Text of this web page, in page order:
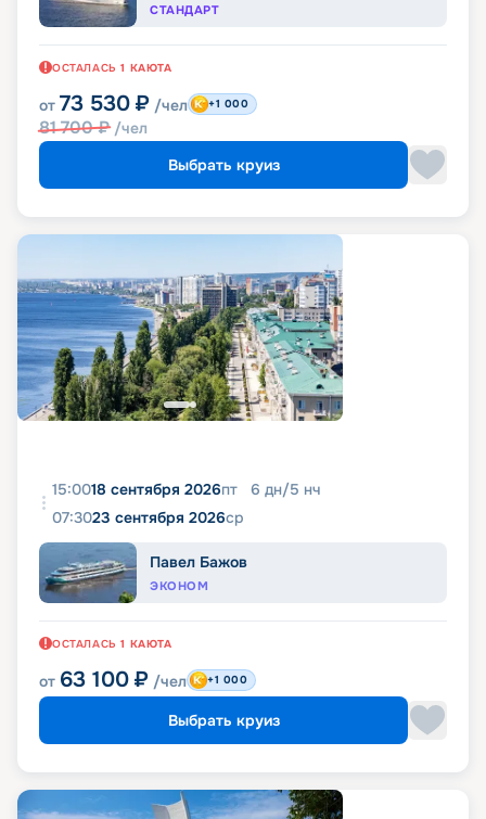
СТАНДАРТ
ОСТАЛАСЬ 1 КАЮТА
от 73 530 ₽ /чел
81 700₽ /чел
+1 000
Выбрать круиз
15:0018 сентября 2026пт 6 дн/5 нч
07:3023 сентября 2026ср
Павел Бажов
ЭКОНОМ
ОСТАЛАСЬ 1 КАЮТА
от 63 100 ₽ /чел +1 000
Выбрать круиз